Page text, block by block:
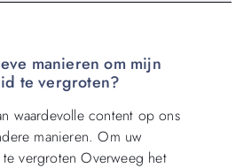
manieren om mijn
te vergroten?
waardevolle content op ons
manieren. Om uw
te vergroten Overweeg het